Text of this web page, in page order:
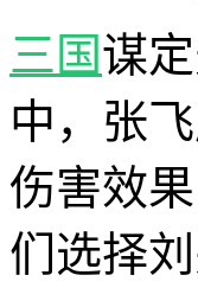
三国谋
中，张
伤害效
们选择